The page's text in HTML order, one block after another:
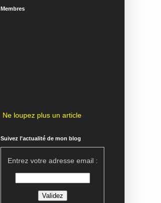
Membres
Ne loupez plus un article
Suivez l'actualité de mon blog
Entrez votre adresse email :